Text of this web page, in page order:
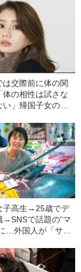
は交際前に体の関
体の相性は試さな
」帰国子女の元
リカの“恋愛ギャ
子高生→25歳でデ
→SNSで話題の“マ
…外国人が「サム
何者か？